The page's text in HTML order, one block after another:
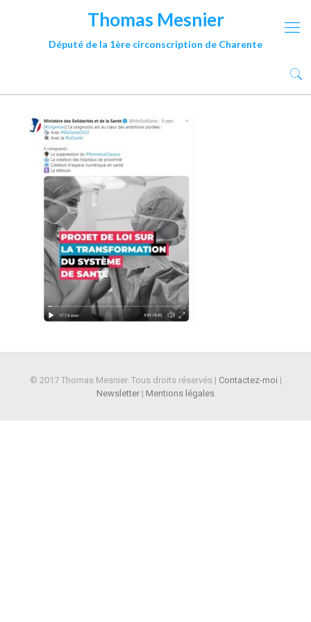
Thomas Mesnier
Député de la 1ère circonscription de Charente
© 2017 Thomas Mesnier. Tous droits réservés | Contactez-moi |
Newsletter | Mentions légales